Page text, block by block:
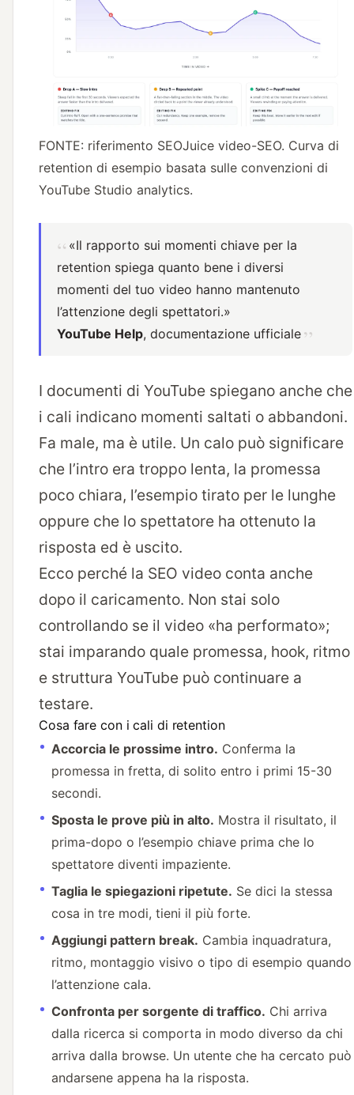
FONTE: riferimento SEOJuice video-SEO. Curva di
retention di esempio basata sulle convenzioni di
YouTube Studio analytics.
«Il rapporto sui momenti chiave per la
retention spiega quanto bene i diversi
momenti del tuo video hanno mantenuto
l’attenzione degli spettatori.»
YouTube Help, documentazione ufficiale
I documenti di YouTube spiegano anche che
i cali indicano momenti saltati o abbandoni.
Fa male, ma è utile. Un calo può significare
che l’intro era troppo lenta, la promessa
poco chiara, l’esempio tirato per le lunghe
oppure che lo spettatore ha ottenuto la
risposta ed è uscito.
Ecco perché la SEO video conta anche
dopo il caricamento. Non stai solo
controllando se il video «ha performato»;
stai imparando quale promessa, hook, ritmo
e struttura YouTube può continuare a
testare.
Cosa fare con i cali di retention
Accorcia le prossime intro. Conferma la
promessa in fretta, di solito entro i primi 15-30
secondi.
Sposta le prove più in alto. Mostra il risultato, il
prima-dopo o l’esempio chiave prima che lo
spettatore diventi impaziente.
Taglia le spiegazioni ripetute. Se dici la stessa
cosa in tre modi, tieni il più forte.
Aggiungi pattern break. Cambia inquadratura,
ritmo, montaggio visivo o tipo di esempio quando
l’attenzione cala.
Confronta per sorgente di traffico. Chi arriva
dalla ricerca si comporta in modo diverso da chi
arriva dalla browse. Un utente che ha cercato può
andarsene appena ha la risposta.